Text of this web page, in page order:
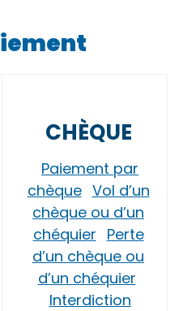
CHÈQUE
Paiement par
chèque Vol d’un
chèque ou d’un
chéquier Perte
d’un chèque ou
d’un chéquier
Interdiction